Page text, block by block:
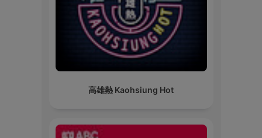
高雄熱 Kaohsiung Hot